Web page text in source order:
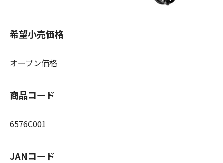
希望小売価格
オープン価格
商品コード
6576C001
JANコード